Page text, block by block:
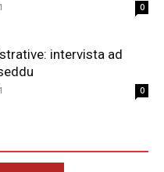
0
intervista ad
0